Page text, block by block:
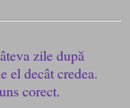
zile după
el decât credea.
corect.